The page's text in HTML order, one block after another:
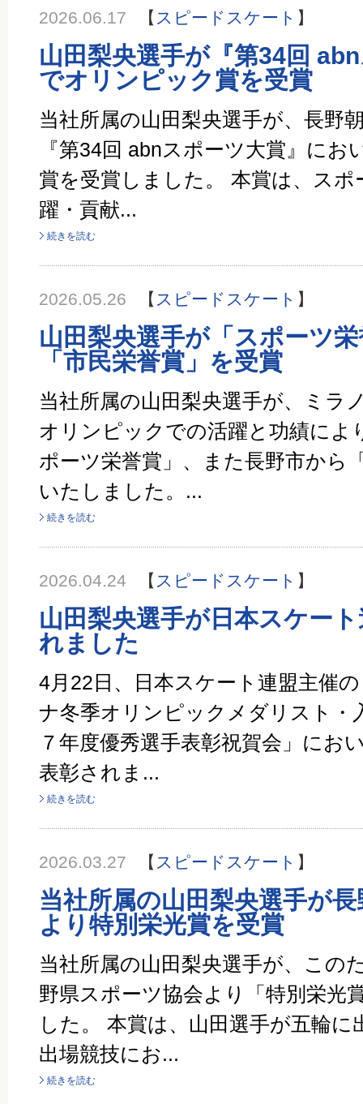
2026.06.17 【スピードスケート 】
山田梨央選手が『第34回
でオリンピック賞を受賞
当社所属の山田梨央選手が、長野
『第34回 abnスポーツ大賞』に
賞を受賞しました。 本賞は、ス
躍・貢献...
続きを読む
2026.05.26 【スピードスケート 】
山田梨央選手が「スポーツ
「市民栄誉賞」を受賞
当社所属の山田梨央選手が、ミラ
オリンピックでの活躍と功績によ
ポーツ栄誉賞」、また長野市から
いたしました。...
続きを読む
2026.04.24 【スピードスケート 】
山田梨央選手が日本スケー
れました
4月22日、日本スケート連盟主催
ナ冬季オリンピックメダリスト・
７年度優秀選手表彰祝賀会」にお
表彰されま...
続きを読む
2026.03.27 【スピードスケート 】
当社所属の山田梨央選手が
より特別栄光賞を受賞
当社所属の山田梨央選手が、この
野県スポーツ協会より「特別栄光
した。 本賞は、山田選手が五輪
出場競技にお...
続きを読む